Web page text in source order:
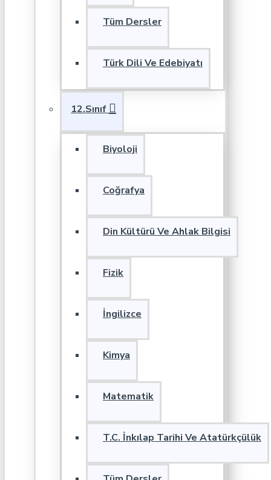
Tüm Dersler
Türk Dili Ve Edebiyatı
12.Sınıf
Biyoloji
Coğrafya
Din Kültürü Ve Ahlak Bilgisi
Fizik
İngilizce
Kimya
Matematik
T.C. İnkılap Tarihi Ve Atatürkçülük